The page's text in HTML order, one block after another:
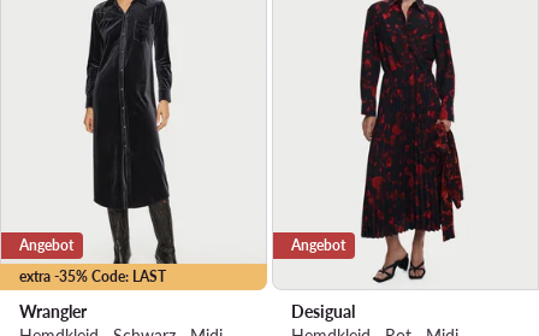
extra -35% Code: LAST
Angebot
Wrangler
Angebot
Desigual